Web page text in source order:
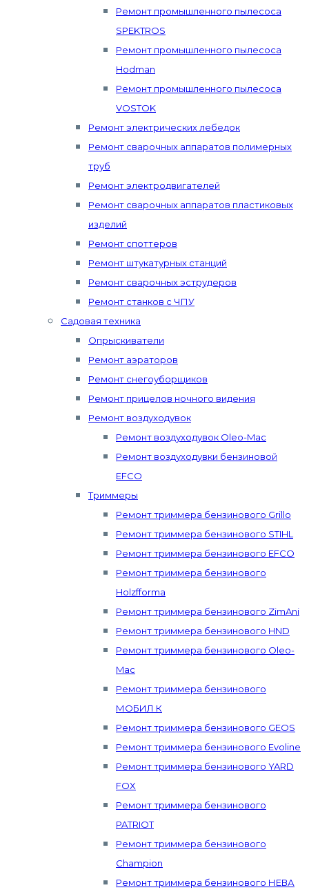
Ремонт промышленного пылесоса
SPEKTROS
Ремонт промышленного пылесоса
Hodman
Ремонт промышленного пылесоса
VOSTOK
Ремонт электрических лебедок
Ремонт сварочных аппаратов полимерных
труб
Ремонт электродвигателей
Ремонт сварочных аппаратов пластиковых
изделий
Ремонт споттеров
Ремонт штукатурных станций
Ремонт сварочных эструдеров
Ремонт станков с ЧПУ
Садовая техника
Опрыскиватели
Ремонт аэраторов
Ремонт снегоуборщиков
Ремонт прицелов ночного видения
Ремонт воздуходувок
Ремонт воздуходувок Oleo-Mac
Ремонт воздуходувки бензиновой
EFCO
Триммеры
Ремонт триммера бензинового Grillo
Ремонт триммера бензинового STIHL
Ремонт триммера бензинового EFCO
Ремонт триммера бензинового
Holzfforma
Ремонт триммера бензинового ZimAni
Ремонт триммера бензинового HND
Ремонт триммера бензинового Oleo-
Mac
Ремонт триммера бензинового
МОБИЛ К
Ремонт триммера бензинового GEOS
Ремонт триммера бензинового Evoline
Ремонт триммера бензинового YARD
FOX
Ремонт триммера бензинового
PATRIOT
Ремонт триммера бензинового
Champion
Ремонт триммера бензинового НЕВА